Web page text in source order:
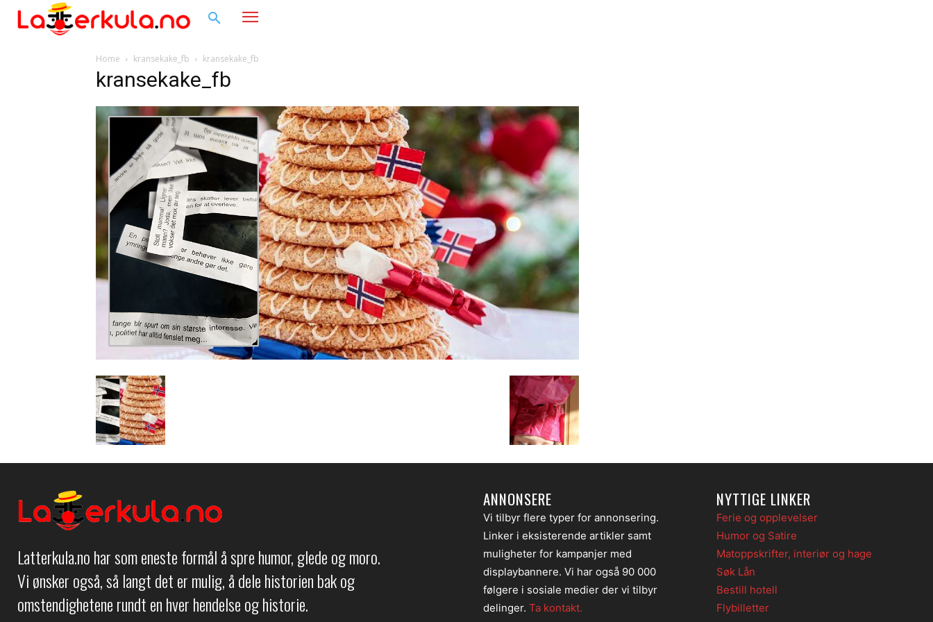
Home kransekake_fb kransekake_fb
kransekake_fb
Latterkula.no har som eneste formål å spre humor, glede og moro.
Vi ønsker også, så langt det er mulig, å dele historien bak og
omstendighetene rundt en hver hendelse og historie.
ANNONSERE
Vi tilbyr flere typer for annonsering.
Linker i eksisterende artikler samt
muligheter for kampanjer med
displaybannere. Vi har også 90 000
følgere i sosiale medier der vi tilbyr
delinger. Ta kontakt.
NYTTIGE LINKER
Ferie og opplevelser
Humor og Satire
Matoppskrifter, interiør og hage
Søk Lån
Bestill hotell
Flybilletter